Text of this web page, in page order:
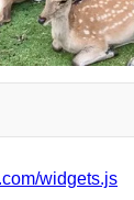
widgets.js